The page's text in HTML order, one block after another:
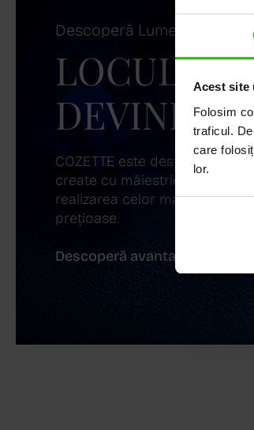
Acest site
Folosim
traficul.
care
lor.
Descoperă Lumea
LOCUL
DEVINE
COZETTE este destinația ta
create cu măiestrie și
realizarea celor mai
prețioase.
Descoperă avantajele de a